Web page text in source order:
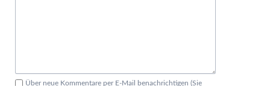
Über neue Kommentare per E-Mail benachrichtigen (Sie